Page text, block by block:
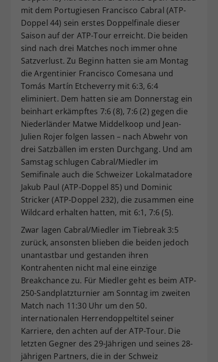
mit dem Portugiesen Francisco Cabral (ATP-
Doppel 44) sein erstes Doppelfinale dieser
Saison auf der ATP-Tour erreicht. Die beiden
sind nach drei Matches noch immer ohne
Satzverlust. Zu Beginn hatten sie am Montag
die Argentinier Francisco Comesana und
Tomás Martín Etcheverry mit 6:3, 6:4
eliminiert. Dem hatten sie am Donnerstag ein
beinhart erkämpftes 7:6 (8), 7:6 (2) gegen die
Niederländer Matwe Middelkoop und Jean-
Julien Rojer folgen lassen – nach Abwehr von
drei Satzbällen im ersten Durchgang. Und am
Samstag schlugen Cabral/Miedler im
Semifinale auch die Schweizer Lokalmatadore
Jakub Paul (ATP-Doppel 85) und Dominic
Stricker (ATP-Doppel 232), die zusammen eine
Wildcard erhalten hatten, mit 6:1, 7:6 (5).
Zwar lagen Cabral/Miedler im Tiebreak 3:5
zurück, ansonsten blieben die beiden jedoch
unantastbar und gestanden ihren
Kontrahenten nicht mal eine einzige
Breakchance zu. Für Miedler geht es beim ATP-
250-Sandplatzturnier am Sonntag im zweiten
Match nach 11:30 Uhr um den 50.
internationalen Herrendoppeltitel seiner
Karriere, den achten auf der ATP-Tour. Die
letzten Gegner des 29-Jährigen und seines 28-
jährigen Partners, die in der Schweiz
Zweck
Dieser Wert speichert Ihre Consent-
Einstellungen. Unter anderem eine
zufällig generierte ID, für die
historische Speicherung Ihrer
Webseiten-Betreiber dies eingestellt
hat.